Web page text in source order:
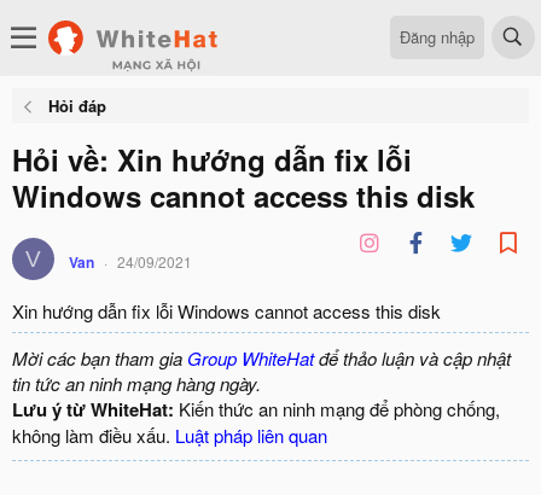
Đăng nhập
Hỏi đáp
Hỏi về: Xin hướng dẫn fix lỗi
Windows cannot access this disk
V Van 24/09/2021
Xin hướng dẫn fix lỗi Windows cannot access this disk
Mời các bạn tham gia Group WhiteHatđể thảo luận và cập nhật
tin tức an ninh mạng hàng ngày.
Lưu ý từ WhiteHat: Kiến thức an ninh mạng để phòng chống,
không làm điều xấu. Luật pháp liên quan